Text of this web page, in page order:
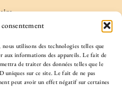
utilisons des technologies telles que
aux informations des appareils. Le fait de
de traiter des données telles que le
uniques sur ce site. Le fait de ne pas
peut avoir un effet négatif sur certaines